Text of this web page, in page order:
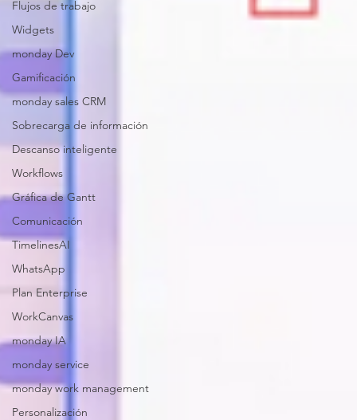
Flujos de trabajo
Widgets
monday Dev
Gamificación
monday sales CRM
Sobrecarga de información
Descanso inteligente
Workflows
Gráfica de Gantt
Comunicación
TimelinesAI
WhatsApp
Plan Enterprise
WorkCanvas
monday IA
monday service
monday work management
Personalización